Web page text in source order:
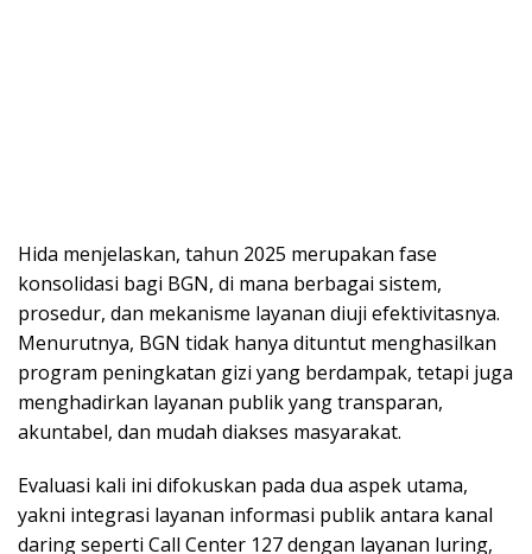
Hida menjelaskan, tahun 2025 merupakan fase
konsolidasi bagi BGN, di mana berbagai sistem,
prosedur, dan mekanisme layanan diuji efektivitasnya.
Menurutnya, BGN tidak hanya dituntut menghasilkan
program peningkatan gizi yang berdampak, tetapi juga
menghadirkan layanan publik yang transparan,
akuntabel, dan mudah diakses masyarakat.
Evaluasi kali ini difokuskan pada dua aspek utama,
yakni integrasi layanan informasi publik antara kanal
daring seperti Call Center 127 dengan layanan luring,